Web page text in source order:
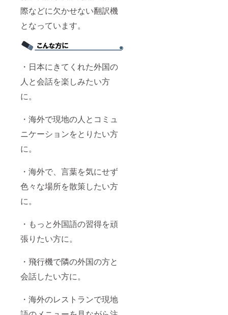
際などに欠かせない翻訳機
となっています。
・日本にきてくれた外国の
人と会話を楽しみたい方
に。
・海外で現地の人とコミュ
ニケーションをとりたい方
に。
・海外で、言葉を気にせず
色々な場所を散策したい方
に。
・もっと外国語の習得を頑
張りたい方に。
・飛行機で隣の外国の方と
会話したい方に。
・海外のレストランで現地